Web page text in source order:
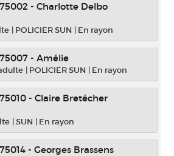
75002 - Charlotte Delbo
| POLICIER SUN | En rayon
75007 - Amélie
| POLICIER SUN | En rayon
75010 - Claire Bretécher
|SUN | En rayon
75014 - Georges Brassens